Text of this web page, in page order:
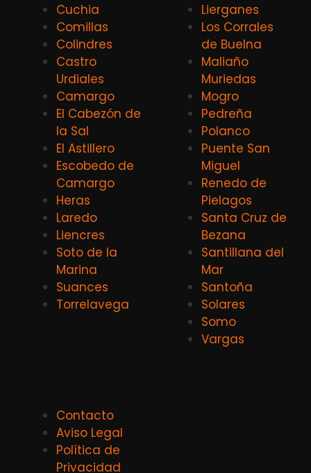
Cuchia
Comillas
Colindres
Castro
Urdiales
Camargo
El Cabezón de
la Sal
El Astillero
Escobedo de
Camargo
Heras
Laredo
Liencres
Soto de la
Marina
Suances
Torrelavega
Lierganes
Los Corrales
de Buelna
Maliaño
Muriedas
Mogro
Pedreña
Polanco
Puente San
Miguel
Renedo de
Pielagos
Santa Cruz de
Bezana
Santillana del
Mar
Santoña
Solares
Somo
Vargas
Contacto
Aviso Legal
Política de
Privacidad